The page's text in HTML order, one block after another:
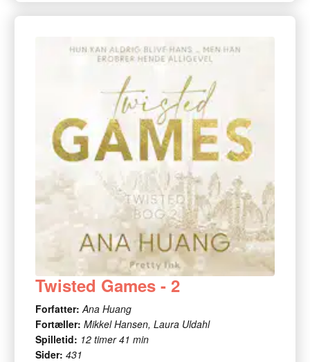
Twisted Games - 2
Forfatter: Ana Huang
Fortæller: Mikkel Hansen, Laura Uldahl
Spilletid: 12 timer 41 min
Sider: 431